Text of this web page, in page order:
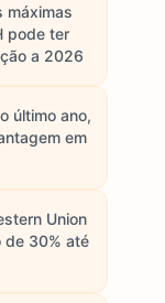
máximas
pode ter
a 2026
último ano,
em
Union
de 30% até